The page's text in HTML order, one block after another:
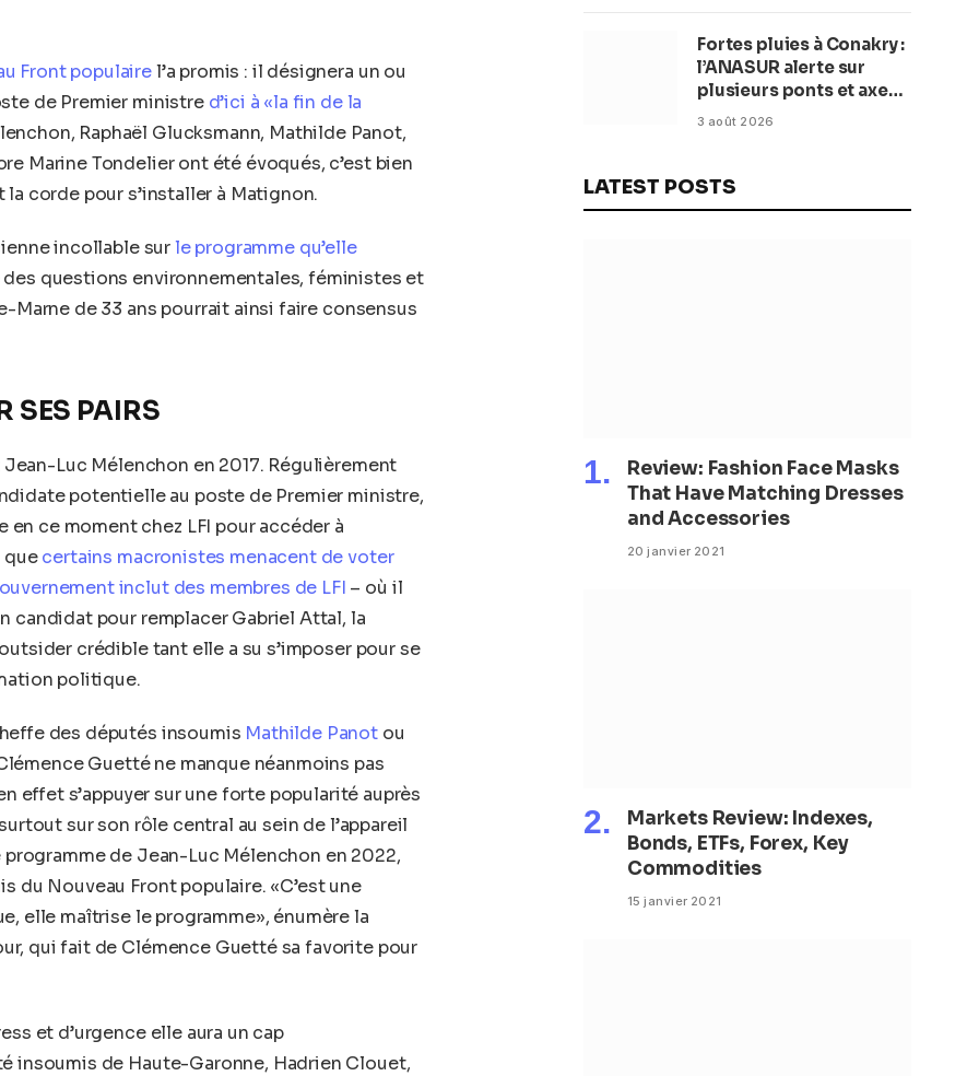
Front populairel’a promis : il désignera un ou
de Premier ministre d’ici à «la fin de la
Raphaël Glucksmann, Mathilde Panot,
Marine Tondelier ont été évoqués, c’est bien
corde pour s’installer à Matignon.
incollable surle programme qu’elle
questions environnementales, féministes et
de 33 ans pourrait ainsi faire consensus
SES PAIRS
Luc Mélenchon en 2017. Régulièrement
potentielle au poste de Premier ministre,
ce moment chez LFI pour accéder à
quecertains macronistes menacent de voter
inclut des membres de LFI – où il
candidat pour remplacer Gabriel Attal, la
crédible tant elle a su s’imposer pour se
politique.
des députés insoumis Mathilde Panot ou
Guetté ne manque néanmoins pas
effet s’appuyer sur une forte popularité auprès
sur son rôle central au sein de l’appareil
de Jean-Luc Mélenchon en 2022,
du Nouveau Front populaire. «C’est une
elle maîtrise le programme», énumère la
qui fait de Clémence Guetté sa favorite pour
et d’urgence elle aura un cap
insoumis de Haute-Garonne, Hadrien Clouet,
balnéaire
Fortes pluies à Conakry :
l’ANASUR alerte sur
plusieurs ponts et axes
routiers
3 août 2026
LATEST POSTS
Review: Fashion Face Masks
That Have Matching Dresses
and Accessories
20 janvier 2021
Markets Review: Indexes,
Bonds, ETFs, Forex, Key
Commodities
15 janvier 2021